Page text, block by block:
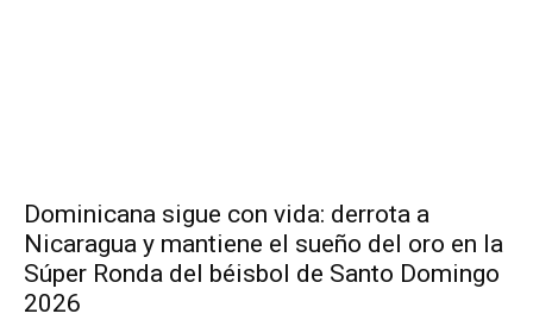
Dominicana sigue con vida: derrota a
Nicaragua y mantiene el sueño del oro en la
Súper Ronda del béisbol de Santo Domingo
2026